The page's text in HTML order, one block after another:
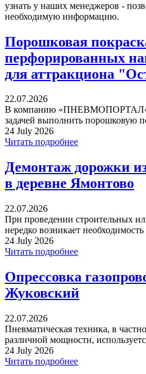
узнать у наших менеджеров -
необходимую информацию.
Порошковая
перфорированных
для аттракциона
22.07.2026
В компанию «ПНЕВМОПОРТАЛ»
задачей выполнить порошковую
24 July 2026
Читать подробнее
Демонтаж дорожки
в деревне Ямонтово
22.07.2026
При проведении строительных
нередко возникает
24 July 2026
Читать подробнее
Опрессовка
Жуковский
22.07.2026
Пневматическая техника, в
различной мощности,
24 July 2026
Читать подробнее